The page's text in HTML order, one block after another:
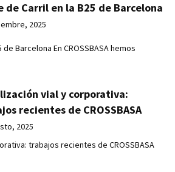
de Carril en la B25 de Barcelona
2025
Barcelona En CROSSBASA hemos
vial y corporativa:
recientes de CROSSBASA
2025
trabajos recientes de CROSSBASA